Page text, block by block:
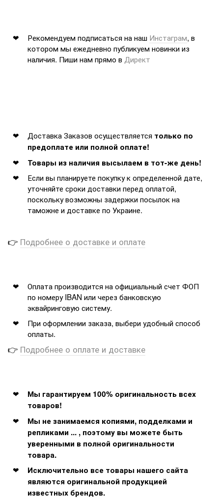
Рекомендуем подписаться на наш Инстаграм, в
котором мы ежедневно публикуем новинки из
наличия. Пиши нам прямо в Директ
Доставка Заказов осуществляется только по
предоплате или полной оплате!
Товары из наличия высылаем в тот-же день!
Если вы планируете покупку к определенной дате,
уточняйте сроки доставки перед оплатой,
поскольку возможны задержки посылок на
таможне и доставке по Украине.
👉 Подробнее о доставке и оплате
Оплата производится на официальный счет ФОП
по номеру IBAN или через банковскую
эквайринговую систему.
При оформлении заказа, выбери удобный способ
оплаты.
👉 Подробнее о оплате и доставке
Мы гарантируем 100% оригинальность всех
товаров!
Мы не занимаемся копиями, подделками и
репликами ... , поэтому вы можете быть
уверенными в полной оригинальности
товара.
Исключительно все товары нашего сайта
являются оригинальной продукцией
известных брендов.